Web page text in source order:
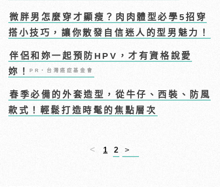
微胖男怎麼穿才顯瘦？肉肉體型必學5招穿
搭小技巧，讓你散發自信迷人的型男魅力！
伴侶和妳一起預防HPV，才有資格說愛
妳！PR・台灣癌症基金會
春季必備的外套造型，從牛仔、西裝、防風
款式！輕鬆打造時髦的焦點層次
< 1 2 >